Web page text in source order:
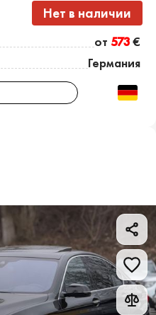
Нет в наличии
от 573€
Германия